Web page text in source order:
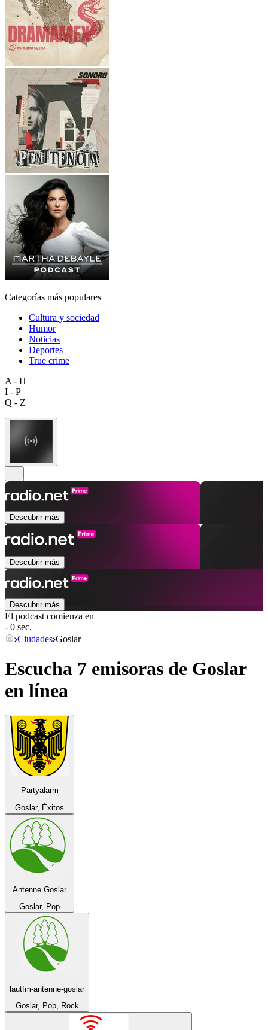
Categorías más populares
Cultura y sociedad
Humor
Noticias
Deportes
True crime
A - H
I - P
Q - Z
Descubrir más
Descubrir más
Descubrir más
El podcast comienza en
- 0 sec.
Ciudades Goslar
Escucha 7 emisoras de Goslar
en línea
Partyalarm
Goslar, Éxitos
Antenne Goslar
Goslar, Pop
lautfm-antenne-goslar
Goslar, Pop, Rock